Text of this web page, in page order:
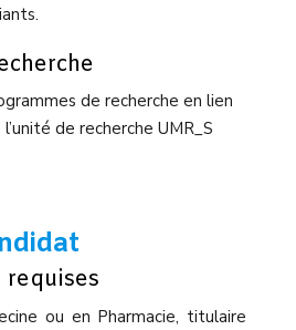
de recherche en lien
de recherche UMR_S
requises
ou en Pharmacie, titulaire